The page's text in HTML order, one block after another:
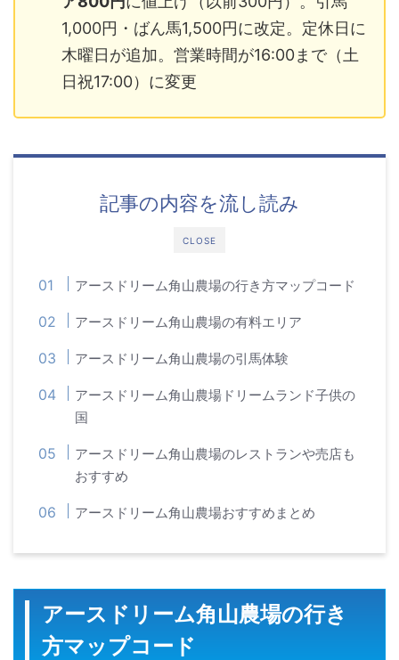
1,000円・ばん馬1,500円に改定。定休日に
木曜日が追加。営業時間が16:00まで（土
日祝17:00）に変更
CLOSE
記事の内容を流し読み
アースドリーム角山農場の行き方マップコード
アースドリーム角山農場の有料エリア
アースドリーム角山農場の引馬体験
アースドリーム角山農場ドリームランド子供の
国
アースドリーム角山農場のレストランや売店も
おすすめ
アースドリーム角山農場おすすめまとめ
アースドリーム角山農場の行き
方マップコード